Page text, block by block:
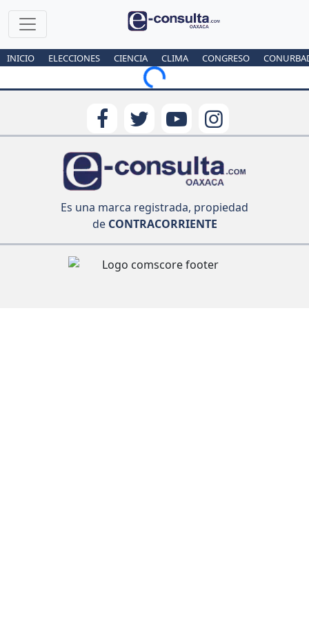
INICIO ELECCIONES CIENCIA CLIMA CONGRESO
Loading...
Es una marca registrada, propiedad
deCONTRACORRIENTE